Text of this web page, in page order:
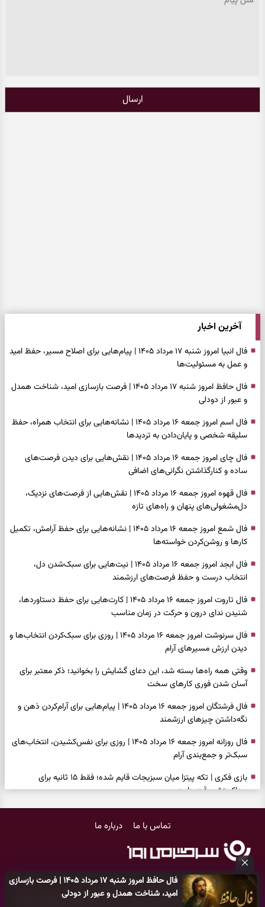
فال حافظ امروز شنبه ۱۷ مرداد ۱۴۰۵ | فرصت بازسازی
امید، شناخت همدل و عبور از دودلی
ارسال
آخرین اخبار
فال انبیا امروز شنبه ۱۷ مرداد ۱۴۰۵ | پیام‌هایی برای اصلاح مسیر، حفظ امید
و عمل به مسئولیت‌ها
فال حافظ امروز شنبه ۱۷ مرداد ۱۴۰۵ | فرصت بازسازی امید، شناخت همدل
و عبور از دودلی
فال اسم امروز جمعه ۱۶ مرداد ۱۴۰۵ | نشانه‌هایی برای انتخاب همراه، حفظ
سلیقه شخصی و پایان‌دادن به تردیدها
فال چای امروز جمعه ۱۶ مرداد ۱۴۰۵ | نقش‌هایی برای دیدن فرصت‌های
ساده و کنارگذاشتن نگرانی‌های اضافی
فال قهوه امروز جمعه ۱۶ مرداد ۱۴۰۵ | نقش‌هایی از فرصت‌های نزدیک،
دل‌مشغولی‌های پنهان و راه‌های تازه
فال شمع امروز جمعه ۱۶ مرداد ۱۴۰۵ | نشانه‌هایی برای حفظ آرامش، تکمیل
کارها و روشن‌کردن خواسته‌ها
فال ابجد امروز جمعه ۱۶ مرداد ۱۴۰۵ | نیت‌هایی برای سبک‌شدن دل،
انتخاب درست و حفظ فرصت‌های ارزشمند
فال تاروت امروز جمعه ۱۶ مرداد ۱۴۰۵ | کارت‌هایی برای حفظ دستاوردها،
شنیدن ندای درون و حرکت در زمان مناسب
فال سرنوشت امروز جمعه ۱۶ مرداد ۱۴۰۵ | روزی برای سبک‌کردن انتخاب‌ها و
دیدن ارزش مسیرهای آرام
وقتی همه راه‌ها بسته شد، این دعای گشایش را بخوانید؛ ذکر معتبر برای
آسان شدن فوری کارهای سخت
فال فرشتگان امروز جمعه ۱۶ مرداد ۱۴۰۵ | پیام‌هایی برای آرام‌کردن ذهن و
نگه‌داشتن چیزهای ارزشمند
فال روزانه امروز جمعه ۱۶ مرداد ۱۴۰۵ | روزی برای نفس‌کشیدن، انتخاب‌های
سبک‌تر و جمع‌بندی آرام
بازی فکری | تکه پیتزا میان سبزیجات قایم شده؛ فقط ۱۵ ثانیه برای
پیداکردنش وقت دارید
سنجیده و رهاشدن از انتظارهای بی‌نتیجه
طرز تهیه کوکو سبزی مجلسی | سبز، خوش‌عطر و برش‌خورده
شناخت فرصت واقعی و پایان‌دادن به تردیدها
تماس با ما درباره ما
کلیه حقوق مادی و معنوی این سایت متعلق بهپایگاه خبری سرگرمی روز
می‌باشد و هر گونه کپی‌برداری توسط دیگر سایت‌ها اکیدا ممنوع